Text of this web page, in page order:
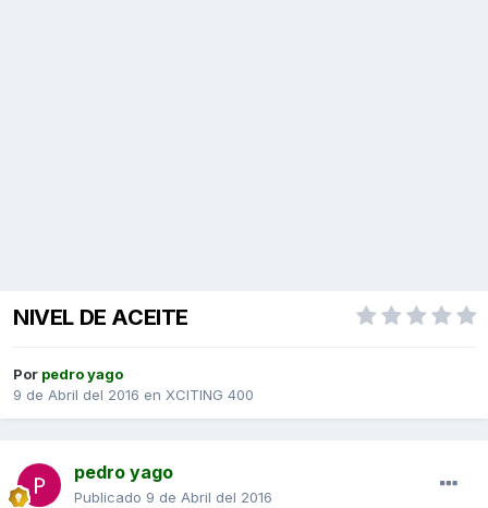
NIVEL DE ACEITE
Por pedro yago
9 de Abril del 2016 en XCITING 400
pedro yago
Publicado 9 de Abril del 2016